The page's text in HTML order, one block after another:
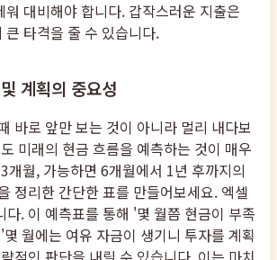
워 대비해야 합니다. 갑작스러운 지출은
큰 타격을 줄 수 있습니다.
계획의 중요성
바로 앞만 보는 것이 아니라 멀리 내다보
미래의 현금 흐름을 예측하는 것이 매우
개월, 가능하면 6개월에서 1년 후까지의
정리한 간단한 표를 만들어보세요. 엑셀
다. 이 예측표를 통해 '몇 월쯤 현금이 부족
월에는 여유 자금이 생기니 투자를 계획